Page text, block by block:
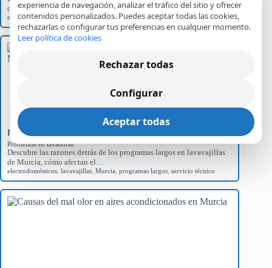
comunes y el impacto…
error E01,Hornos Teka,reparación,servicio técnico
Factores de Programas Largos en Lavavajillas en Murcia
Problemas en lavadoras
Descubre las razones detrás de los programas largos en lavavajillas
de Murcia, cómo afectan el…
electrodomésticos lavavajillas Murcia programas largos servicio técnico
experiencia de navegación, analizar el tráfico del sitio y ofrecer
contenidos personalizados. Puedes aceptar todas las cookies,
rechazarlas o configurar tus preferencias en cualquier momento.
Leer política de cookies
Rechazar todas
Configurar
Aceptar todas